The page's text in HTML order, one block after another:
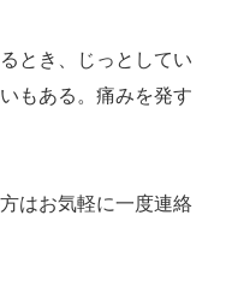
とき、じっとしてい
もある。痛みを発す
はお気軽に一度連絡